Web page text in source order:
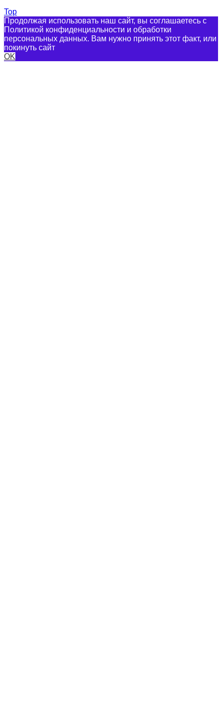
Top
Продолжая использовать наш сайт, вы соглашаетесь с
Политикой конфиденциальности и обработки
персональных данных. Вам нужно принять этот факт, или
покинуть сайт
OK